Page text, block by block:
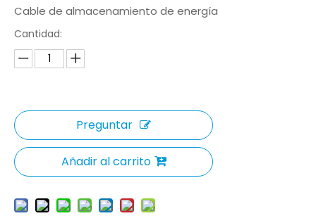
Cable de almacenamiento de energía
Cantidad:
Preguntar
Añadir al carrito